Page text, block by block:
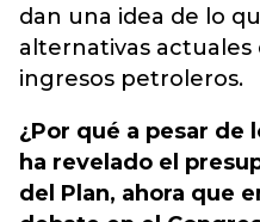
dan una idea de lo
alternativas actuales
ingresos petroleros.
¿Por qué a pesar de
ha revelado el
del Plan, ahora que